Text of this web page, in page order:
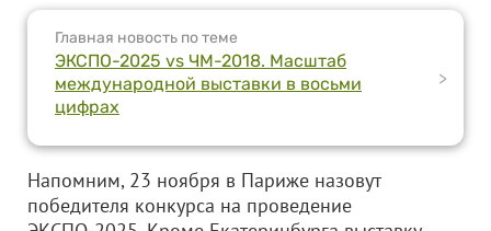
Главная новость по теме
ЭКСПО-2025 vs ЧМ-2018. Масштаб
международной выставки в восьми
цифрах
>
Напомним, 23 ноября в Париже назовут
победителя конкурса на проведение